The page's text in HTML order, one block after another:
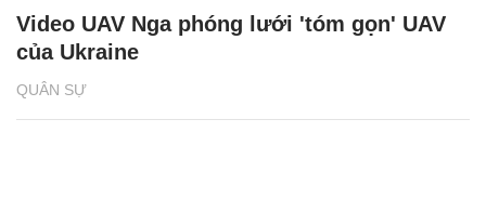
QUÂN SỰ
Video UAV Nga phóng lưới 'tóm gọn' UAV
của Ukraine